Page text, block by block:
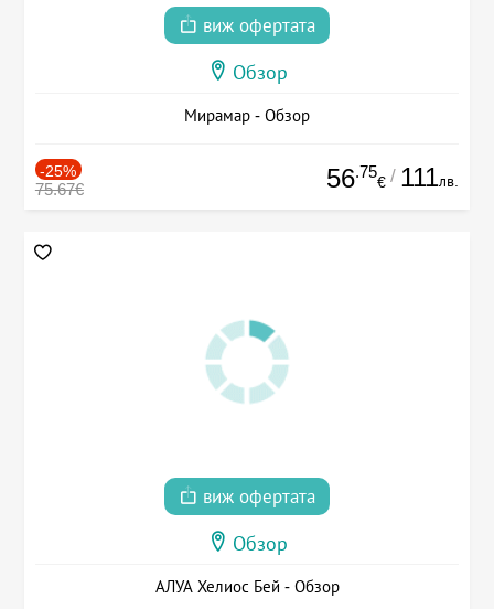
виж офертата
Обзор
Мирамар - Обзор
-25%
75.67€ 56.75
€ / 111лв.
виж офертата
Обзор
АЛУА Хелиос Бей - Обзор